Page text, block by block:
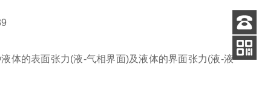
体的表面张力(液-气相界面)及液体的界面张力(液-液
客服
电话